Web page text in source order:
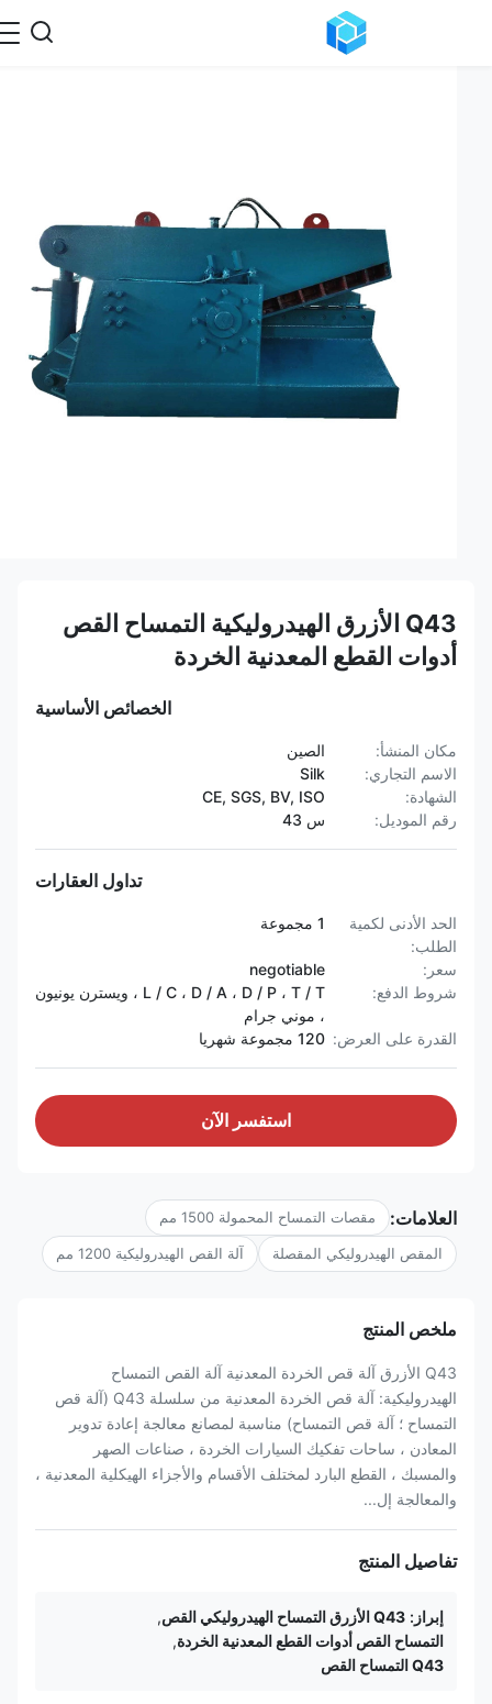
Q43 الأزرق الهيدروليكية التمساح القص
أدوات القطع المعدنية الخردة
الخصائص الأساسية
مكان المنشأ:
الصين
الاسم التجاري:
الشهادة:
CE, SGS, BV, ISO
رقم الموديل:
تداول العقارات
الحد الأدنى لكمية
الطلب:
1 مجموعة
negotiable
شروط الدفع:
L / C ، D / A ، D / P ، T / T ، ويسترن يونيون
، موني جرام
القدرة على العرض:
120 مجموعة شهريا
استفسر الآن
العلامات: مقصات التمساح المحمولة 1500 مم
المقص الهيدروليكي المقصلة آلة القص الهيدروليكية 1200 مم
ملخص المنتج
Q43 الأزرق آلة قص الخردة المعدنية آلة القص التمساح
الهيدروليكية: آلة قص الخردة المعدنية من سلسلة Q43 (آلة قص
التمساح ؛ آلة قص التمساح) مناسبة لمصانع معالجة إعادة تدوير
المعادن ، ساحات تفكيك السيارات الخردة ، صناعات الصهر
والمسبك ، القطع البارد لمختلف الأقسام والأجزاء الهيكلية المعدنية ،
والمعالجة إل...
تفاصيل المنتج
Q43 الأزرق التمساح الهيدروليكي القص
,
التمساح القص أدوات القطع المعدنية الخردة,